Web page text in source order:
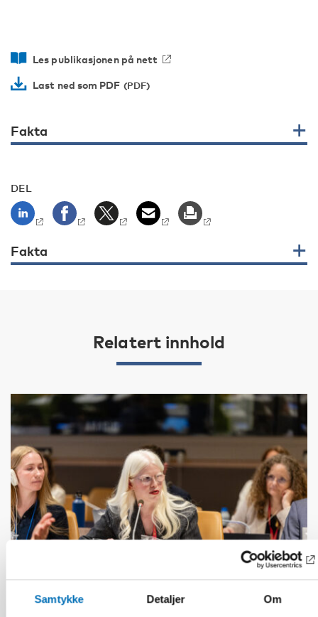
Samtykke Detaljer Om
Les publikasjonen på nett
Last ned som PDF
Fakta
DEL
Fakta
Relatert innhold